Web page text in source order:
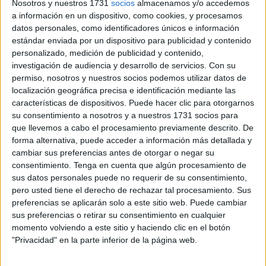
Nosotros y nuestros 1731 socios almacenamos y/o accedemos
a información en un dispositivo, como cookies, y procesamos
datos personales, como identificadores únicos e información
estándar enviada por un dispositivo para publicidad y contenido
personalizado, medición de publicidad y contenido,
investigación de audiencia y desarrollo de servicios. Con su
permiso, nosotros y nuestros socios podemos utilizar datos de
localización geográfica precisa e identificación mediante las
características de dispositivos. Puede hacer clic para otorgarnos
su consentimiento a nosotros y a nuestros 1731 socios para
que llevemos a cabo el procesamiento previamente descrito. De
forma alternativa, puede acceder a información más detallada y
cambiar sus preferencias antes de otorgar o negar su
consentimiento. Tenga en cuenta que algún procesamiento de
sus datos personales puede no requerir de su consentimiento,
pero usted tiene el derecho de rechazar tal procesamiento. Sus
preferencias se aplicarán solo a este sitio web. Puede cambiar
sus preferencias o retirar su consentimiento en cualquier
momento volviendo a este sitio y haciendo clic en el botón
"Privacidad" en la parte inferior de la página web.
de incorporaciones nuevas que ha realizado.
Sin embargo, el San Agustín comenzará a preparar fuerte
la pretemporada la segunda semana de agosto, dado a
que el campeonato puede retrasar su inicio hasta el mes
de octubre y la carga de trabajo podría ser excesiva en esa
fecha.
RelatedPosts
Orgullo de un pueblo que nunca pierde
su humanidad
Aplazado el amistoso entre el Ittihad de
Tánger y el FC Barcelona